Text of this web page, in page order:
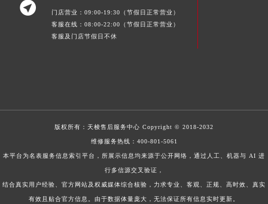

门店营业：09:00-19:30（节假日正常营业）
客服在线：08:00-22:00（节假日正常营业）
客服及门店节假日不休
版权所有： 天梭售后服务中心 Copyright © 2018-2032
维修服务热线： 400-801-5061
本平台为名表服务信息索引平台，所展示信息均来源于公开网络，通过人工、机器与 AI 进
行多信源交叉验证，
结合真实用户经验、官方网站及权威媒体综合核验，力求专业、客观、正规、高时效、真实
有效且贴合官方信息。由于数据体量庞大，无法保证所有信息实时更新。